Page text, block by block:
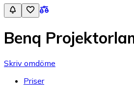
Benq
Skriv omdöme
Priser